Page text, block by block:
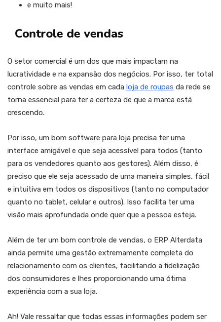
e muito mais!
Controle de vendas
O setor comercial é um dos que mais impactam na
lucratividade e na expansão dos negócios. Por isso, ter total
controle sobre as vendas em cada loja de roupas da rede se
torna essencial para ter a certeza de que a marca está
crescendo.
Por isso, um bom software para loja precisa ter uma
interface amigável e que seja acessível para todos (tanto
para os vendedores quanto aos gestores). Além disso, é
preciso que ele seja acessado de uma maneira simples, fácil
e intuitiva em todos os dispositivos (tanto no computador
quanto no tablet, celular e outros). Isso facilita ter uma
visão mais aprofundada onde quer que a pessoa esteja.
Além de ter um bom controle de vendas, o ERP Alterdata
ainda permite uma gestão extremamente completa do
relacionamento com os clientes, facilitando a fidelização
dos consumidores e lhes proporcionando uma ótima
experiência com a sua loja.
Ah! Vale ressaltar que todas essas informações podem ser